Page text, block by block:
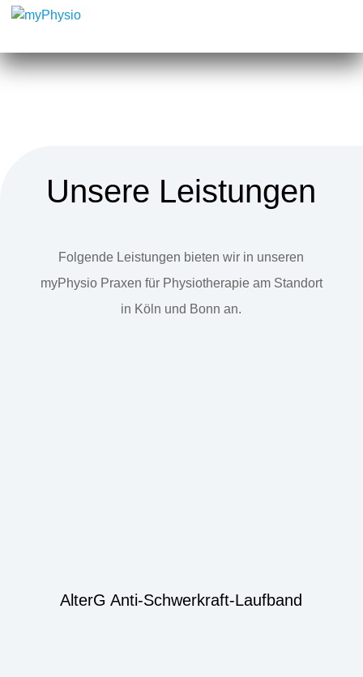
Unsere Leistungen
Folgende Leistungen bieten wir in unseren
myPhysio Praxen für Physiotherapie am Standort
in Köln und Bonn an.
AlterG Anti-Schwerkraft-Laufband